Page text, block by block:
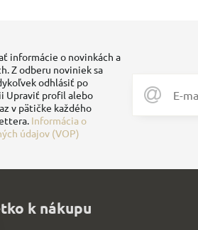
informácie o novinkách a
Z odberu noviniek sa
odhlásiť po
Upraviť profil alebo
v pätičke každého
Informácia o
údajov (VOP)
k nákupu